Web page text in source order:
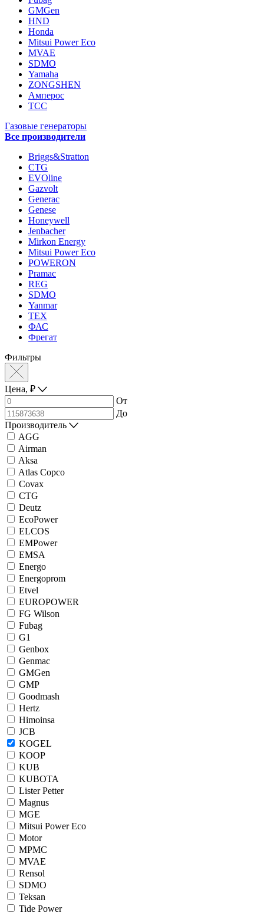
GMGen
HND
Honda
Mitsui Power Eco
MVAE
SDMO
Yamaha
ZONGSHEN
Амперос
ТСС
Газовые генераторы
Все производители
Briggs&Stratton
CTG
EVOline
Gazvolt
Generac
Genese
Honeywell
Jenbacher
Mirkon Energy
Mitsui Power Eco
POWERON
Pramac
REG
SDMO
Yanmar
ТЕХ
ФАС
Фрегат
Фильтры
Цена, ₽
От
До
Производитель
AGG
Airman
Aksa
Atlas Copco
Covax
CTG
Deutz
EcoPower
ELCOS
EMPower
EMSA
Energo
Energoprom
Etvel
EUROPOWER
FG Wilson
Fubag
G1
Genbox
Genmac
GMGen
GMP
Goodmash
Hertz
Himoinsa
JCB
KOGEL
KOOP
KUB
KUBOTA
Lister Petter
Magnus
MGE
Mitsui Power Eco
Motor
MPMC
MVAE
Rensol
SDMO
Teksan
Tide Power